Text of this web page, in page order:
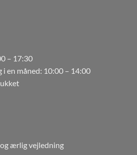
– 17:30
i en måned: 10:00 – 14:00
ærlig vejledning